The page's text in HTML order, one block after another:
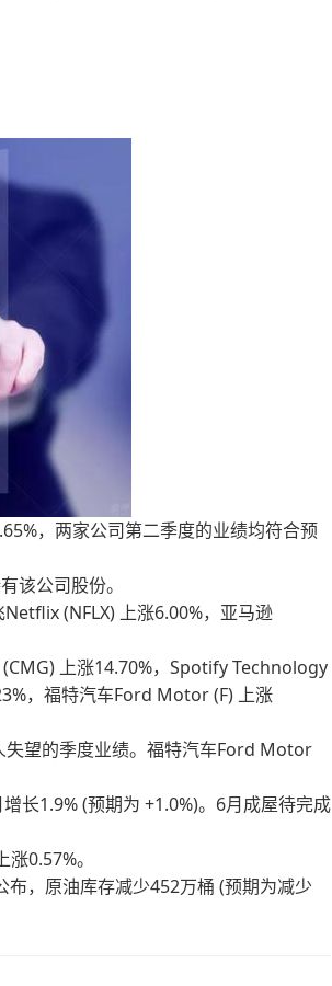
，两家公司第二季度的业绩均符合预
该公司股份。
(NFLX) 上涨6.00%，亚马逊
上涨14.70%，Spotify Technology
，福特汽车Ford Motor (F) 上涨
望的季度业绩。福特汽车Ford Motor
长1.9% (预期为 +1.0%)。6月成屋待完成
0.57%。
，原油库存减少452万桶 (预期为减少